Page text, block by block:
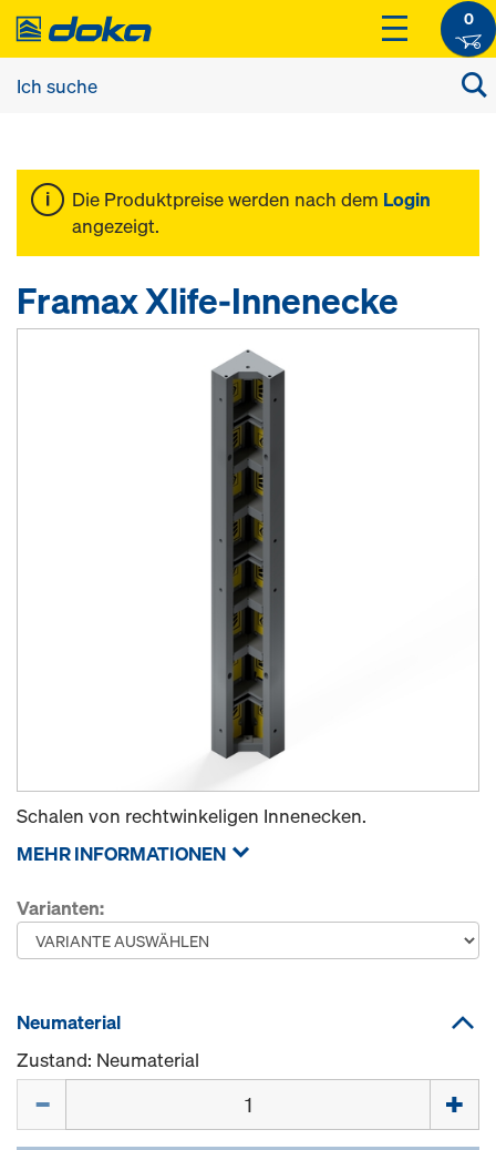
0
Die Produktpreise werden nach dem Login
angezeigt.
Framax Xlife-Innenecke
Schalen von rechtwinkeligen Innenecken.
MEHR INFORMATIONEN
Varianten:
Neumaterial
Zustand: Neumaterial